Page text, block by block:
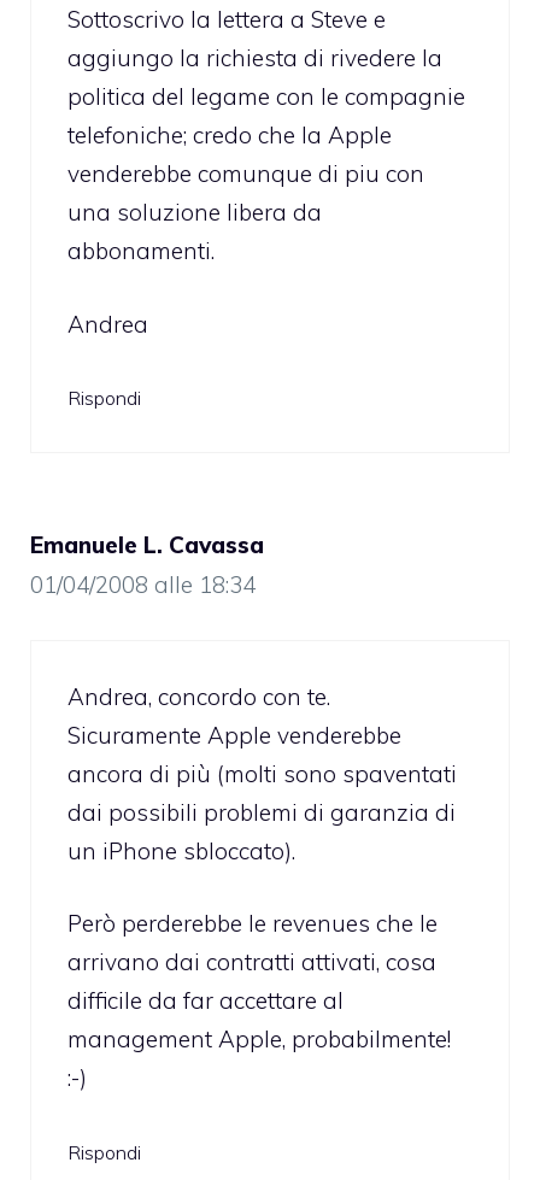
Sottoscrivo la lettera a Steve e
aggiungo la richiesta di rivedere la
politica del legame con le compagnie
telefoniche; credo che la Apple
venderebbe comunque di piu con
una soluzione libera da
abbonamenti.
Andrea
Rispondi
Emanuele L. Cavassa
01/04/2008 alle 18:34
Andrea, concordo con te.
Sicuramente Apple venderebbe
ancora di più (molti sono spaventati
dai possibili problemi di garanzia di
un iPhone sbloccato).
Però perderebbe le revenues che le
arrivano dai contratti attivati, cosa
difficile da far accettare al
management Apple, probabilmente!
:-)
Rispondi